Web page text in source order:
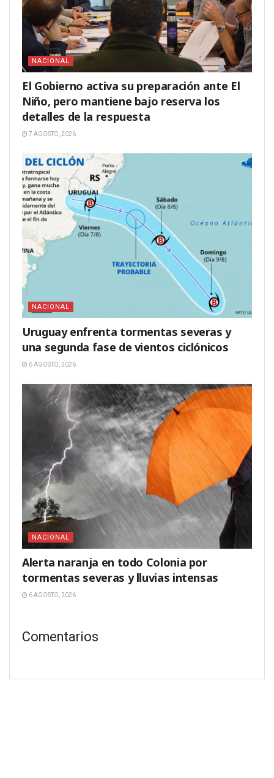
NACIONAL
El Gobierno activa su preparación ante El
Niño, pero mantiene bajo reserva los
detalles de la respuesta
7 AGOSTO, 2026
NACIONAL
Uruguay enfrenta tormentas severas y
una segunda fase de vientos ciclónicos
6 AGOSTO, 2026
NACIONAL
Alerta naranja en todo Colonia por
tormentas severas y lluvias intensas
6 AGOSTO, 2026
Comentarios